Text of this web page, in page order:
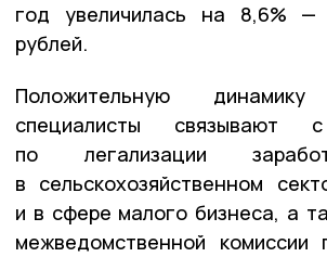
год увеличилась на 8,6%
рублей.
Положительную динамику
специалисты связывают
по легализации
в сельскохозяйственном
и в сфере малого бизнеса, а
межведомственной